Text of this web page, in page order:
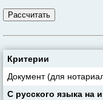
Критерии
Документ (для
С русского языка на